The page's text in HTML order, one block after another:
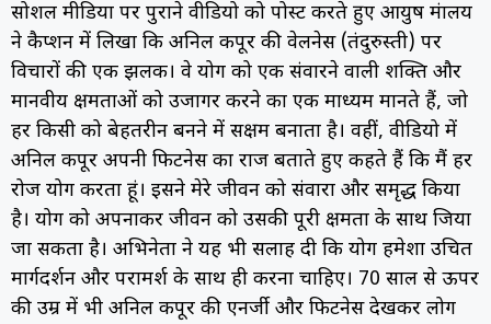
सोशल मीडिया पर पुराने वीडियो को पोस्ट करते हुए आयुष मंत्रालय
ने कैप्शन में लिखा कि अनिल कपूर की वेलनेस (तंदुरुस्ती) पर
विचारों की एक झलक। वे योग को एक संवारने वाली शक्ति और
मानवीय क्षमताओं को उजागर करने का एक माध्यम मानते हैं, जो
हर किसी को बेहतरीन बनने में सक्षम बनाता है। वहीं, वीडियो में
अनिल कपूर अपनी फिटनेस का राज बताते हुए कहते हैं कि मैं हर
रोज योग करता हूं। इसने मेरे जीवन को संवारा और समृद्ध किया
है। योग को अपनाकर जीवन को उसकी पूरी क्षमता के साथ जिया
जा सकता है। अभिनेता ने यह भी सलाह दी कि योग हमेशा उचित
मार्गदर्शन और परामर्श के साथ ही करना चाहिए। 70 साल से ऊपर
की उम्र में भी अनिल कपूर की एनर्जी और फिटनेस देखकर लोग